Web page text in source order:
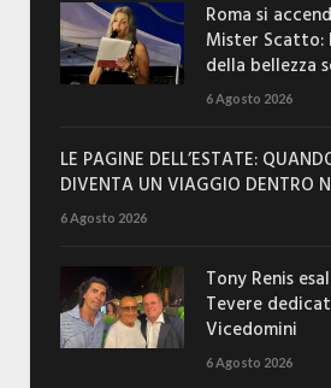
Roma si
Mister Scatto:
della bellezza
6 Agosto 2026
LE PAGINE DELL’ESTATE:
DIVENTA UN VIAGGIO DENTRO
6 Agosto 2026
Tony Renis
Tevere
Vicedomini
6 Agosto 2026